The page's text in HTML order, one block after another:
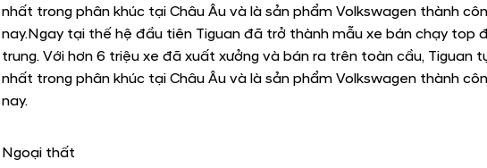
nhất trong phân khúc tại Châu Âu và là sản phẩm Volkswagen thành
nay.Ngay tại thế hệ đầu tiên Tiguan đã trở thành mẫu xe bán chạy top
trung. Với hơn 6 triệu xe đã xuất xưởng và bán ra trên toàn cầu, Tiguan
nhất trong phân khúc tại Châu Âu và là sản phẩm Volkswagen thành
nay.